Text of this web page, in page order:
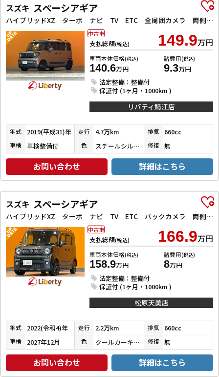
スズキ スペーシアギア
ハイブリッドXZ ターボ ナビ TV ETC 全周囲カメラ 両側電動スライドドア クリアランスソナー オートクルーズコントロール レーンアシスト 衝突被害軽減システム オートライト スマートキー ルーフレール
支払総額(税込) 149.9万円
車両本体価格(税込)
140.6万円
諸費用(税込)
9.3万円
法定整備：整備付
保証付 (1ヶ月・1000km )
中古車
リバティ鯖江店
年式 2019(平成31)年 走行 4.7万km 排気 660cc
車検 車検整備付 色 スチールシルバーメタリック 修復 無
お問い合わせ 詳細はこちら
スズキ スペーシアギア
ハイブリッドXZ ターボ ナビ TV ETC バックカメラ 両側電動スライドドア クリアランスソナー オートクルーズコントロール レーンアシスト 衝突被害軽減システム スマートキー アイドリングストップ 電動格納ミラー
支払総額(税込) 166.9万円
車両本体価格(税込)
158.9万円
諸費用(税込)
8万円
法定整備：整備付
保証付 (1ヶ月・1000km )
中古車
松原天美店
年式 2022(令和4)年 走行 2.2万km 排気 660cc
車検 2027年12月 色 クールカーキパールメタリック／ブラック 修復 無
お問い合わせ 詳細はこちら